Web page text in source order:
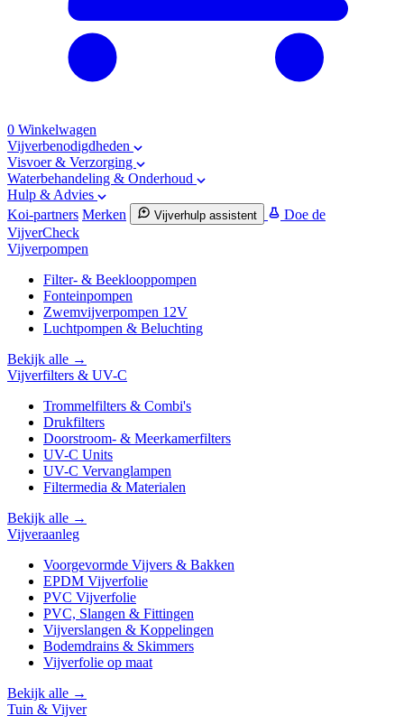
0 Winkelwagen
Vijverbenodigdheden
Visvoer & Verzorging
Waterbehandeling & Onderhoud
Hulp & Advies
Koi-partners Merken Vijverhulp assistent
Doe de
VijverCheck
Vijverpompen
Filter- & Beeklooppompen
Fonteinpompen
Zwemvijverpompen 12V
Luchtpompen & Beluchting
Bekijk alle →
Vijverfilters & UV-C
Trommelfilters & Combi's
Drukfilters
Doorstroom- & Meerkamerfilters
UV-C Units
UV-C Vervanglampen
Filtermedia & Materialen
Bekijk alle →
Vijveraanleg
Voorgevormde Vijvers & Bakken
EPDM Vijverfolie
PVC Vijverfolie
PVC, Slangen & Fittingen
Vijverslangen & Koppelingen
Bodemdrains & Skimmers
Vijverfolie op maat
Bekijk alle →
Tuin & Vijver